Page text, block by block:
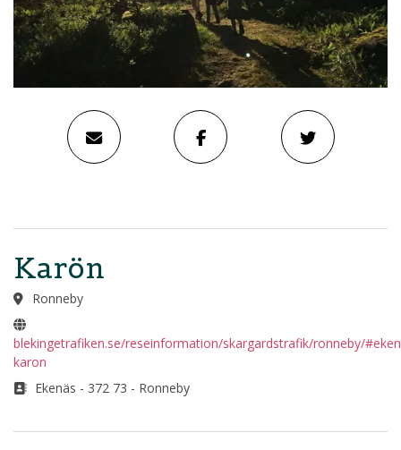
Karön
Ronneby
blekingetrafiken.se/reseinformation/skargardstrafik/ronneby/
karon
Ekenäs - 372 73 - Ronneby